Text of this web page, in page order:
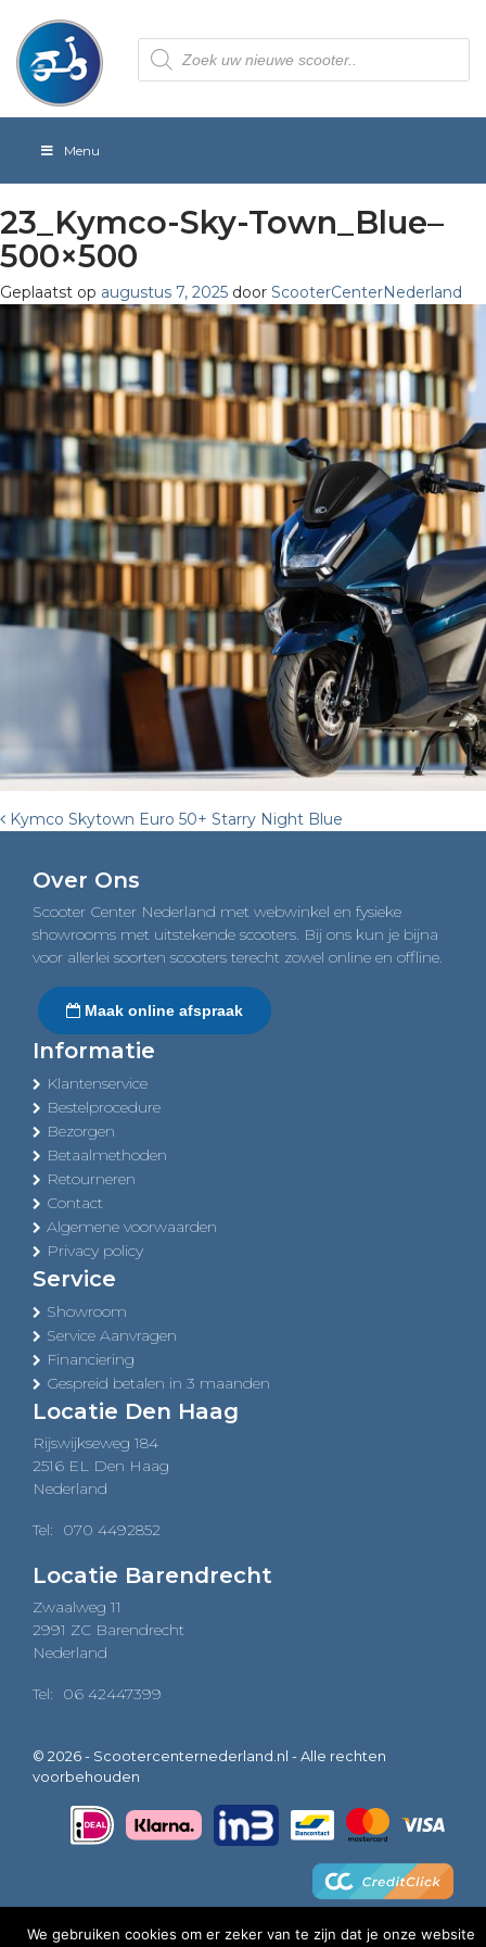
Producten
zoeken
Menu
23_Kymco-Sky-Town_Blue–
500×500
Geplaatst op augustus 7, 2025 door ScooterCenterNederland
Post
navigation
Kymco Skytown Euro 50+ Starry Night Blue
Over Ons
Scooter Center Nederland met webwinkel en fysieke
showrooms met uitstekende scooters. Bij ons kun je bijna
voor allerlei soorten scooters terecht zowel online en offline.
Maak online afspraak
Informatie
Klantenservice
Bestelprocedure
Bezorgen
Betaalmethoden
Retourneren
Contact
Algemene voorwaarden
Privacy policy
Service
Showroom
Service Aanvragen
Financiering
Gespreid betalen in 3 maanden
Locatie Den Haag
Rijswijkseweg 184
2516 EL Den Haag
Nederland
Tel: 070 4492852
Locatie Barendrecht
Zwaalweg 11
2991 ZC Barendrecht
Nederland
Tel: 06 42447399
© 2026 - Scootercenternederland.nl - Alle rechten
voorbehouden
We gebruiken cookies om er zeker van te zijn dat je onze website